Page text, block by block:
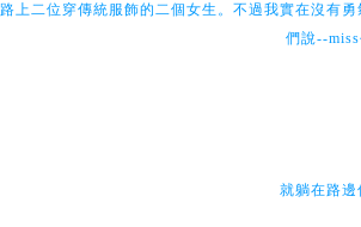
上二位穿傳統服飾的二個女生。不過我實在沒有
們說--
就躺在路